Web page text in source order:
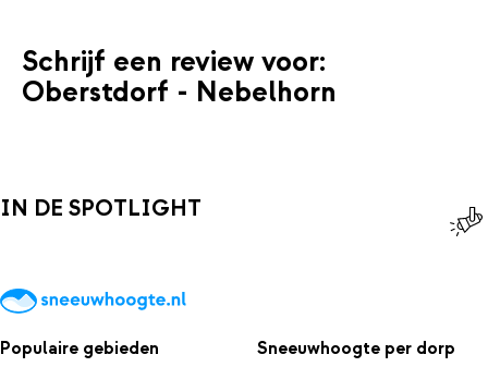
Schrijf een review voor:
Oberstdorf - Nebelhorn
IN DE SPOTLIGHT
Populaire gebieden Sneeuwhoogte per dorp